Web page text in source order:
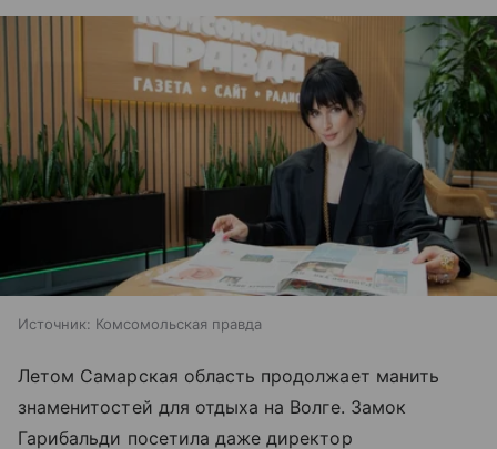
Источник: Комсомольская правда
Летом Самарская область продолжает манить
знаменитостей для отдыха на Волге. Замок
Гарибальди посетила даже директор